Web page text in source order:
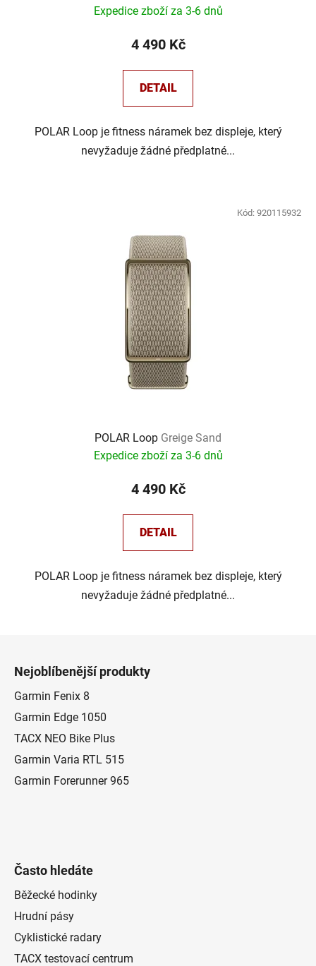
Expedice zboží za 3-6 dnů
4 490 Kč
DETAIL
POLAR Loop je fitness náramek bez displeje, který
nevyžaduje žádné předplatné...
POLAR Loop Greige Sand
Expedice zboží za 3-6 dnů
4 490 Kč
DETAIL
POLAR Loop je fitness náramek bez displeje, který
nevyžaduje žádné předplatné...
Kód: 920115932
Nejoblíbenější produkty
Garmin Fenix 8
Garmin Edge 1050
TACX NEO Bike Plus
Garmin Varia RTL 515
Garmin Forerunner 965
Často hledáte
Běžecké hodinky
Hrudní pásy
Cyklistické radary
TACX testovací centrum